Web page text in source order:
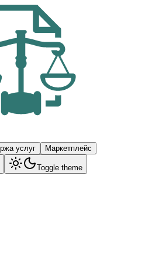
услуг Маркетплейс
Toggle theme